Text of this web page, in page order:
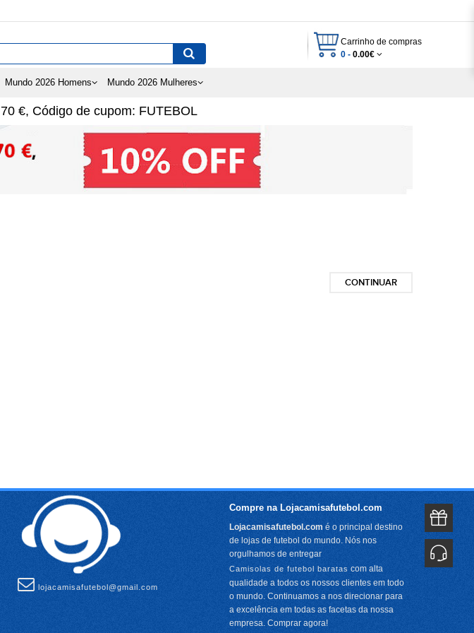
Carrinho de compras
0 - 0.00€
Mundo 2026 Homens Mundo 2026 Mulheres
70 €, Código de cupom: FUTEBOL
CONTINUAR
lojacamisafutebol@gmail.com
Compre na Lojacamisafutebol.com
Lojacamisafutebol.com é o principal destino
de lojas de futebol do mundo. Nós nos
orgulhamos de entregar
Camisolas de futebol baratas com alta
qualidade a todos os nossos clientes em todo
o mundo. Continuamos a nos direcionar para
a excelência em todas as facetas da nossa
empresa. Comprar agora!